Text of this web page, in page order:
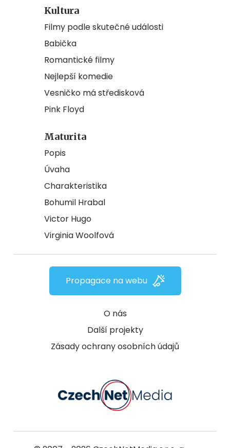
Kultura
Filmy podle skutečné události
Babička
Romantické filmy
Nejlepší komedie
Vesničko má středisková
Pink Floyd
Maturita
Popis
Úvaha
Charakteristika
Bohumil Hrabal
Victor Hugo
Virginia Woolfová
O nás
Další projekty
Zásady ochrany osobních údajů
Propagace na webu